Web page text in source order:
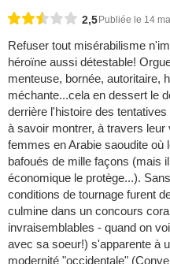
2,5 Publiée le 14
Refuser tout misérabilisme
héroïne aussi détestable!
menteuse, bornée, autoritaire,
méchante...cela en dessert le
derrière l'histoire des
à savoir montrer, à travers leur
femmes en Arabie saoudite
bafoués de mille façons (mais
économique le protège...).
conditions de tournage furent
culmine dans un concours
invraisemblables - quand on
avec sa soeur!) s'apparente à
modernité "occidentale"